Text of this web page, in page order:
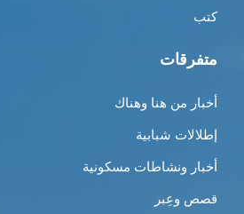
كتب
متفرقات
أخبار من هنا وهناك
إطلالات شبابية
أخبار ونشاطات مسكونية
قصص وعِبر